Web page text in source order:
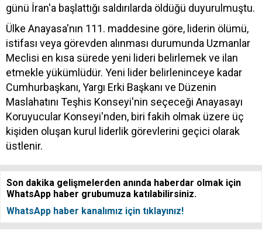
günü İran'a başlattığı saldırılarda öldüğü duyurulmuştu.
Ülke Anayasa'nın 111. maddesine göre, liderin ölümü,
istifası veya görevden alınması durumunda Uzmanlar
Meclisi en kısa sürede yeni lideri belirlemek ve ilan
etmekle yükümlüdür. Yeni lider belirleninceye kadar
Cumhurbaşkanı, Yargı Erki Başkanı ve Düzenin
Maslahatını Teşhis Konseyi'nin seçeceği Anayasayı
Koruyucular Konseyi'nden, biri fakih olmak üzere üç
kişiden oluşan kurul liderlik görevlerini geçici olarak
üstlenir.
Son dakika gelişmelerden anında haberdar olmak için
WhatsApp haber grubumuza katılabilirsiniz.
WhatsApp haber kanalımız için tıklayınız!